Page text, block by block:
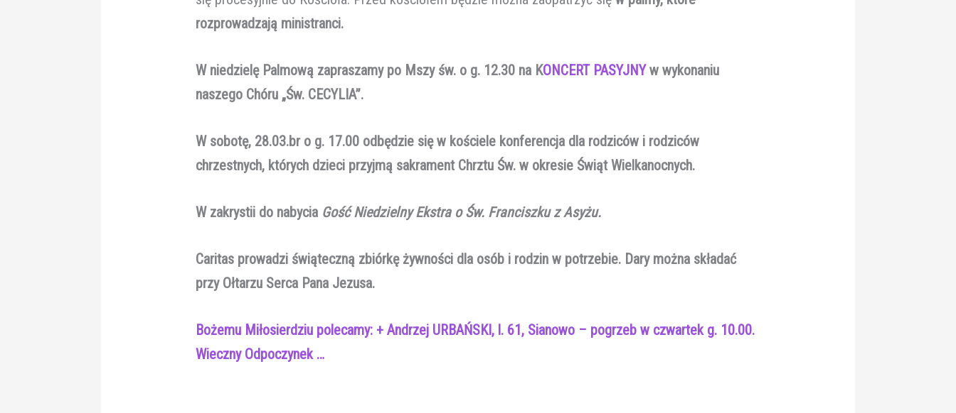
rozprowadzają ministranci.
W niedzielę Palmową zapraszamy po Mszy św. o g. 12.30 na KONCERT PASYJNYw wykonaniu
naszego Chóru „Św. CECYLIA”.
W sobotę, 28.03.br o g. 17.00 odbędzie się w kościele konferencja dla rodziców i rodziców
chrzestnych, których dzieci przyjmą sakrament Chrztu Św. w okresie Świąt Wielkanocnych.
W zakrystii do nabycia Gość Niedzielny Ekstra o Św. Franciszku z Asyżu.
Caritas prowadzi świąteczną zbiórkę żywności dla osób i rodzin w potrzebie. Dary można składać
przy Ołtarzu Serca Pana Jezusa.
Bożemu Miłosierdziu polecamy: + Andrzej URBAŃSKI, l. 61, Sianowo – pogrzeb w czwartek g. 10.00.
Wieczny Odpoczynek …